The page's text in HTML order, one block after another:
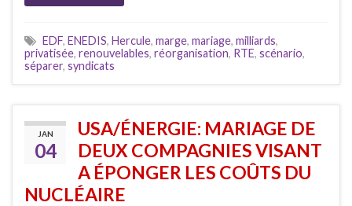
EDF, ENEDIS, Hercule, marge, mariage, milliards,
privatisée, renouvelables, réorganisation, RTE, scénario,
séparer, syndicats
JAN
04
USA/ÉNERGIE: MARIAGE DE
DEUX COMPAGNIES VISANT
A ÉPONGER LES COÛTS DU
NUCLÉAIRE